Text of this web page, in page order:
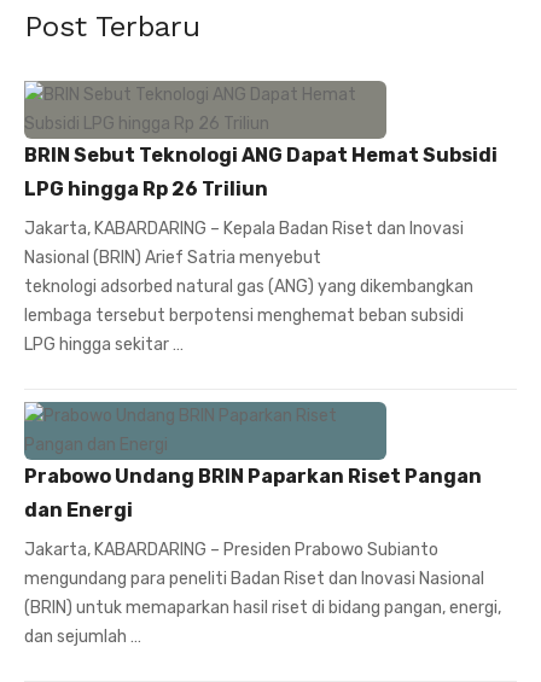
Post Terbaru
BRIN Sebut Teknologi ANG Dapat Hemat Subsidi
LPG hingga Rp 26 Triliun
Jakarta, KABARDARING – Kepala Badan Riset dan Inovasi
Nasional (BRIN) Arief Satria menyebut
teknologi adsorbed natural gas (ANG) yang dikembangkan
lembaga tersebut berpotensi menghemat beban subsidi
LPG hingga sekitar …
Prabowo Undang BRIN Paparkan Riset Pangan
dan Energi
Jakarta, KABARDARING – Presiden Prabowo Subianto
mengundang para peneliti Badan Riset dan Inovasi Nasional
(BRIN) untuk memaparkan hasil riset di bidang pangan, energi,
dan sejumlah …